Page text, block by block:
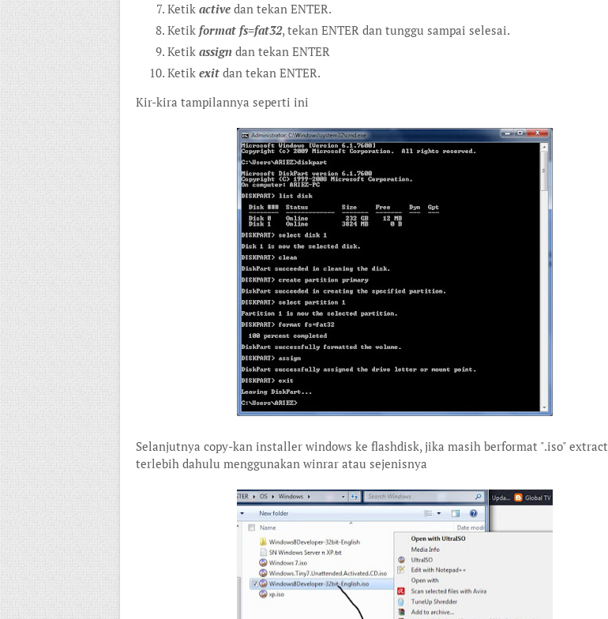
Ketik active dan tekan ENTER.
Ketik format fs=fat32, tekan ENTER dan tunggu sampai selesai.
Ketik assign dan tekan ENTER
Ketik exit dan tekan ENTER.
Kir-kira tampilannya seperti ini
Selanjutnya copy-kan installer windows ke flashdisk, jika masih berformat ".iso" extract
terlebih dahulu menggunakan winrar atau sejenisnya